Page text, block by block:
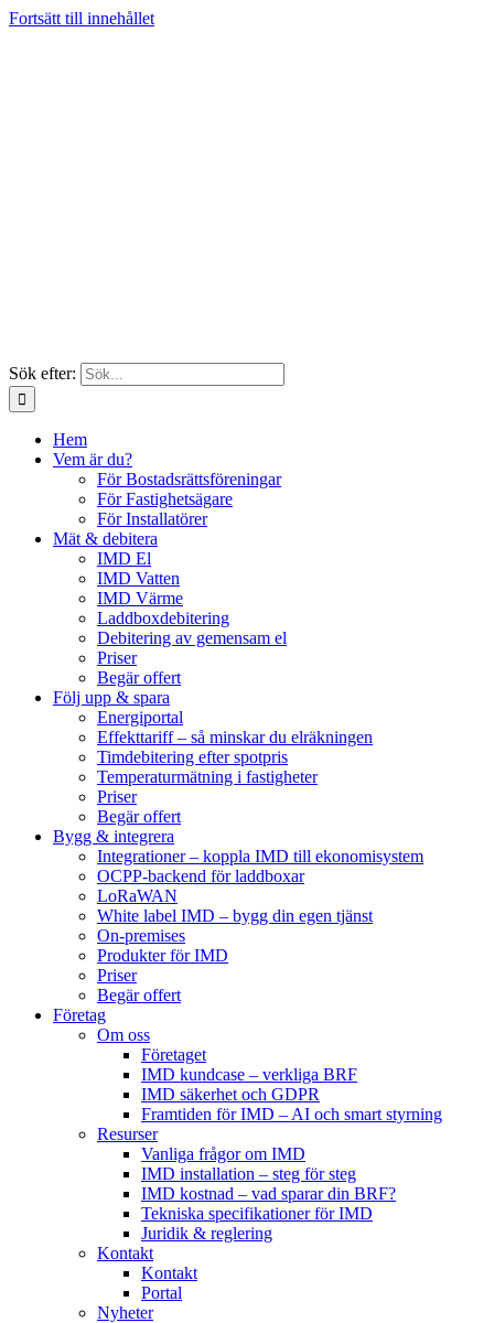
Fortsätt till innehållet
Sök efter:
Hem
Vem är du?
För Bostadsrättsföreningar
För Fastighetsägare
För Installatörer
Mät & debitera
IMD El
IMD Vatten
IMD Värme
Laddboxdebitering
Debitering av gemensam el
Priser
Begär offert
Följ upp & spara
Energiportal
Effekttariff – så minskar du elräkningen
Timdebitering efter spotpris
Temperaturmätning i fastigheter
Priser
Begär offert
Bygg & integrera
Integrationer – koppla IMD till ekonomisystem
OCPP-backend för laddboxar
LoRaWAN
White label IMD – bygg din egen tjänst
On-premises
Produkter för IMD
Priser
Begär offert
Företag
Om oss
Företaget
IMD kundcase – verkliga BRF
IMD säkerhet och GDPR
Framtiden för IMD – AI och smart styrning
Resurser
Vanliga frågor om IMD
IMD installation – steg för steg
IMD kostnad – vad sparar din BRF?
Tekniska specifikationer för IMD
Juridik & reglering
Kontakt
Kontakt
Portal
Nyheter